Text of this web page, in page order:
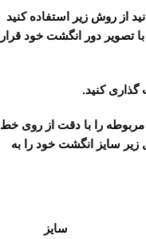
از روش زیر استفاده کنید
تصویر دور انگشت خود قرار
گذاری کنید.
را با دقت از روی خط
زیر سایز انگشت خود را به
سایز